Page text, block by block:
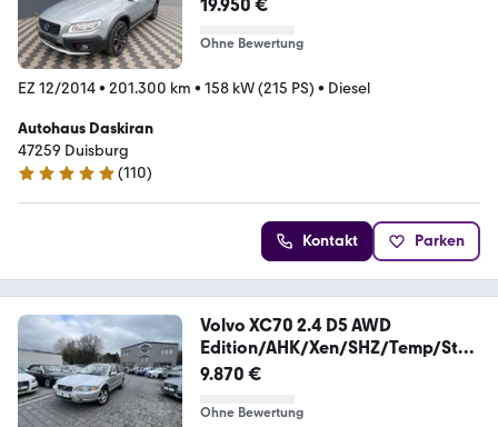
19.950 €
Ohne Bewertung
EZ 12/2014• 201.300 km • 158 kW (215 PS) • Diesel
Autohaus Daskiran
47259 Duisburg
4.9 Sterne
(110)
Kontakt Parken
Volvo XC70 2.4 D5 AWD
Edition/AHK/Xen/SHZ/Temp/Stan
dhz
9.870 €
Ohne Bewertung